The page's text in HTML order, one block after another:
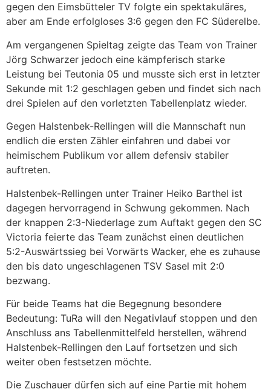
gegen den Eimsbütteler TV folgte ein spektakuläres,
aber am Ende erfolgloses 3:6 gegen den FC Süderelbe.
Am vergangenen Spieltag zeigte das Team von Trainer
Jörg Schwarzer jedoch eine kämpferisch starke
Leistung bei Teutonia 05 und musste sich erst in letzter
Sekunde mit 1:2 geschlagen geben und findet sich nach
drei Spielen auf den vorletzten Tabellenplatz wieder.
Gegen Halstenbek-Rellingen will die Mannschaft nun
endlich die ersten Zähler einfahren und dabei vor
heimischem Publikum vor allem defensiv stabiler
auftreten.
Halstenbek-Rellingen unter Trainer Heiko Barthel ist
dagegen hervorragend in Schwung gekommen. Nach
der knappen 2:3-Niederlage zum Auftakt gegen den SC
Victoria feierte das Team zunächst einen deutlichen
5:2-Auswärtssieg bei Vorwärts Wacker, ehe es zuhause
den bis dato ungeschlagenen TSV Sasel mit 2:0
bezwang.
Für beide Teams hat die Begegnung besondere
Bedeutung: TuRa will den Negativlauf stoppen und den
Anschluss ans Tabellenmittelfeld herstellen, während
Halstenbek-Rellingen den Lauf fortsetzen und sich
weiter oben festsetzen möchte.
Die Zuschauer dürfen sich auf eine Partie mit hohem